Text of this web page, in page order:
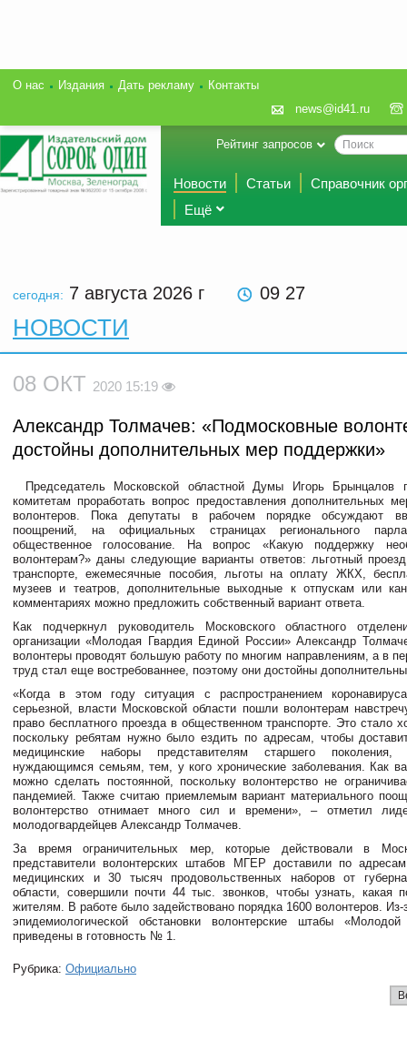
О нас Издания Дать рекламу
Контакты
news@id41.ru
Рейтинг запросов
Новости Статьи
Справочник
Ещё
сегодня: 7 августа 2026 г 09 27
НОВОСТИ
08 ОКТ 2020 15:19
Александр Толмачев: «Подмосковные
достойны дополнительных мер поддержки»
Председатель Московской областной Думы Игорь Брынцалов
комитетам проработать вопрос предоставления дополнительных
волонтеров. Пока депутаты в рабочем порядке обсуждают
поощрений, на официальных страницах регионального
общественное голосование. На вопрос «Какую поддержку
волонтерам?» даны следующие варианты ответов: льготный
транспорте, ежемесячные пособия, льготы на оплату ЖКХ,
музеев и театров, дополнительные выходные к отпускам или
комментариях можно предложить собственный вариант ответа.
Как подчеркнул руководитель Московского областного
организации «Молодая Гвардия Единой России» Александр
волонтеры проводят большую работу по многим направлениям, а в
труд стал еще востребованнее, поэтому они достойны
«Когда в этом году ситуация с распространением
серьезной, власти Московской области пошли волонтерам
право бесплатного проезда в общественном транспорте. Это стало
поскольку ребятам нужно было ездить по адресам, чтобы
медицинские наборы представителям старшего
нуждающимся семьям, тем, у кого хронические заболевания. Как
можно сделать постоянной, поскольку волонтерство не
пандемией. Также считаю приемлемым вариант материального
волонтерство отнимает много сил и времени», – отметил
молодогвардейцев Александр Толмачев.
За время ограничительных мер, которые действовали в
представители волонтерских штабов МГЕР доставили по
медицинских и 30 тысяч продовольственных наборов от
области, совершили почти 44 тыс. звонков, чтобы узнать, какая
жителям. В работе было задействовано порядка 1600 волонтеров.
эпидемиологической обстановки волонтерские штабы
приведены в готовность № 1.
Рубрика: Официально